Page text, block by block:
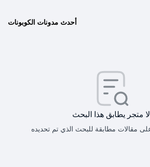
أحدث مدونات الكوبونات
لا متجر يطابق هذا البحث